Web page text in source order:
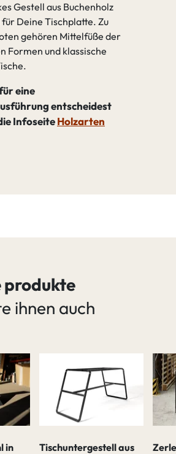
Gestell aus Buchenholz
Deine Tischplatte. Zu
gehören Mittelfüße der
Formen und klassische
eine
entscheidest
InfoseiteHolzarten
produkte
ihnen auch
in
Tischuntergestell aus